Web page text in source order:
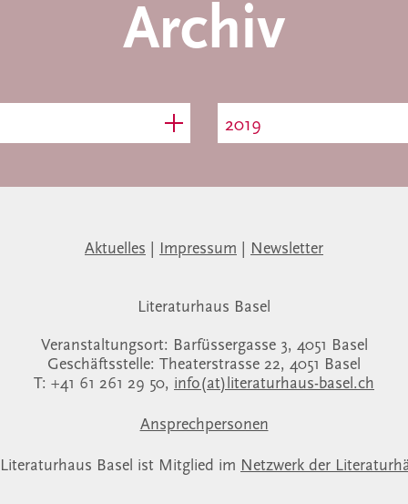
Archiv
2019
Aktuelles Impressum Newsletter
Literaturhaus Basel
Veranstaltungsort: Barfüssergasse 3, 4051 Basel
Geschäftsstelle: Theaterstrasse 22, 4051 Basel
T: +41 61 261 29 50, info(at)literaturhaus-basel.ch
Ansprechpersonen
Basel ist Mitglied im Netzwerk der